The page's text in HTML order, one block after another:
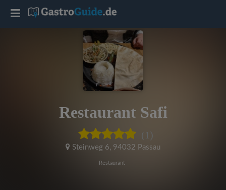
Restaurant Safi
(1)
Steinweg 6, 94032 Passau
Restaurant
T